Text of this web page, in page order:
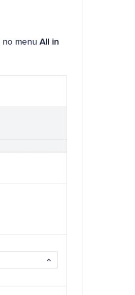
no menu All in